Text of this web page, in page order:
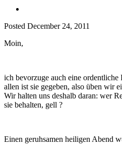
Posted December 24, 2011
Moin,
ich bevorzuge auch eine
allen ist sie gegeben, also üben wir
Wir halten uns deshalb daran: wer
sie behalten, gell ?
Einen geruhsamen heiligen Abend